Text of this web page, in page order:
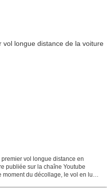
vol longue distance en
publiée sur la chaîne Youtube
moment du décollage, le vol en lui-